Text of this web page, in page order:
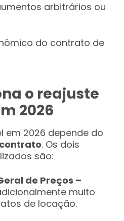
arbitrários ou
do contrato de
o reajuste
2026
em 2026 depende do
. Os dois
são:
de Preços –
muito
de locação.